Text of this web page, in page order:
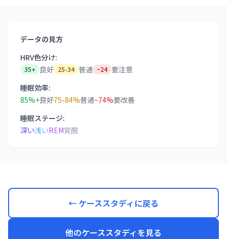
データの見方
HRV色分け:
35+ 良好 25-34 普通 ~24 要注意
睡眠効率:
85%+良好75-84%普通~74%要改善
睡眠ステージ:
深い浅いREM覚醒
← ケーススタディに戻る
他のケーススタディを見る